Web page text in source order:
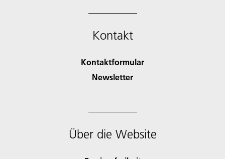
Kontakt
Kontaktformular
Newsletter
Über die Website